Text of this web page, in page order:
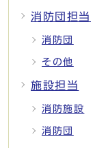
消防団担当
消防団
その他
施設担当
消防施設
消防団